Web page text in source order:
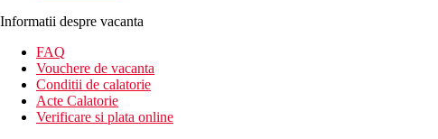
Informatii despre vacanta
FAQ
Vouchere de vacanta
Conditii de calatorie
Acte Calatorie
Verificare si plata online